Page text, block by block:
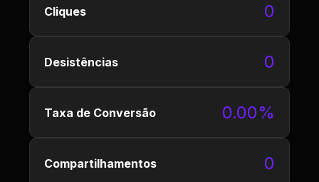
Cliques 0
Desistências 0
Taxa de Conversão 0.00%
Compartilhamentos 0